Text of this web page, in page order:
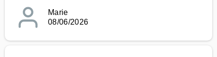
Marie
08/06/2026